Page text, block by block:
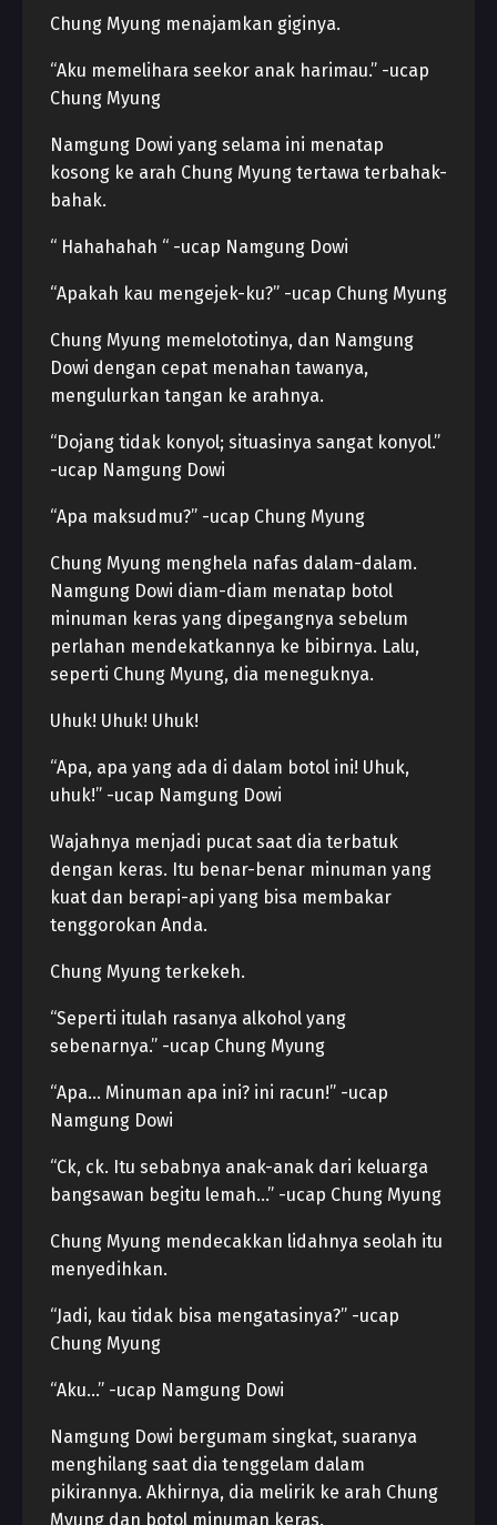
Chung Myung menajamkan giginya.
“Aku memelihara seekor anak harimau.” -ucap
Chung Myung
Namgung Dowi yang selama ini menatap
kosong ke arah Chung Myung tertawa terbahak-
bahak.
“ Hahahahah “ -ucap Namgung Dowi
“Apakah kau mengejek-ku?” -ucap Chung Myung
Chung Myung memelototinya, dan Namgung
Dowi dengan cepat menahan tawanya,
mengulurkan tangan ke arahnya.
“Dojang tidak konyol; situasinya sangat konyol.”
-ucap Namgung Dowi
“Apa maksudmu?” -ucap Chung Myung
Chung Myung menghela nafas dalam-dalam.
Namgung Dowi diam-diam menatap botol
minuman keras yang dipegangnya sebelum
perlahan mendekatkannya ke bibirnya. Lalu,
seperti Chung Myung, dia meneguknya.
Uhuk! Uhuk! Uhuk!
“Apa, apa yang ada di dalam botol ini! Uhuk,
uhuk!” -ucap Namgung Dowi
Wajahnya menjadi pucat saat dia terbatuk
dengan keras. Itu benar-benar minuman yang
kuat dan berapi-api yang bisa membakar
tenggorokan Anda.
Chung Myung terkekeh.
“Seperti itulah rasanya alkohol yang
sebenarnya.” -ucap Chung Myung
“Apa… Minuman apa ini? ini racun!” -ucap
Namgung Dowi
“Ck, ck. Itu sebabnya anak-anak dari keluarga
bangsawan begitu lemah…” -ucap Chung Myung
Chung Myung mendecakkan lidahnya seolah itu
menyedihkan.
“Jadi, kau tidak bisa mengatasinya?” -ucap
Chung Myung
“Aku…” -ucap Namgung Dowi
Namgung Dowi bergumam singkat, suaranya
menghilang saat dia tenggelam dalam
pikirannya. Akhirnya, dia melirik ke arah Chung
Myung dan botol minuman keras.